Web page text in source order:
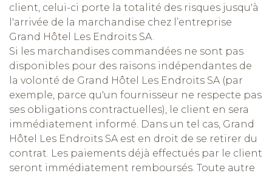
client, celui-ci porte la totalité des risques jusqu'à
l'arrivée de la marchandise chez l’entreprise
Grand Hôtel Les Endroits SA.
Si les marchandises commandées ne sont pas
disponibles pour des raisons indépendantes de
la volonté de Grand Hôtel Les Endroits SA (par
exemple, parce qu'un fournisseur ne respecte pas
ses obligations contractuelles), le client en sera
immédiatement informé. Dans un tel cas, Grand
Hôtel Les Endroits SA est en droit de se retirer du
contrat. Les paiements déjà effectués par le client
seront immédiatement remboursés. Toute autre